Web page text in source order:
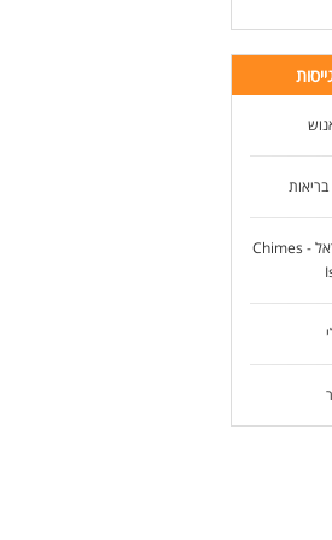
בריאות
עמותת צ'יימס ישראל - Chimes